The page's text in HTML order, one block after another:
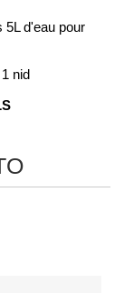
5L d'eau pour
nid